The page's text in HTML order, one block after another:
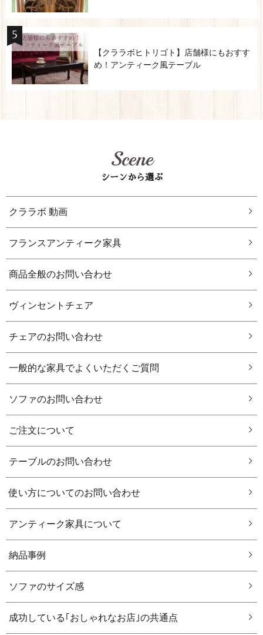
【クララボヒトリゴト】店舗様にもおすす
め！アンティーク風テーブル
Scene
シーンから選ぶ
クララボ 動画
フランスアンティーク家具
商品全般のお問い合わせ
ヴィンセントチェア
チェアのお問い合わせ
一般的な家具でよくいただくご質問
ソファのお問い合わせ
ご注文について
テーブルのお問い合わせ
使い方についてのお問い合わせ
アンティーク家具について
納品事例
ソファのサイズ感
成功している｢おしゃれなお店｣の共通点